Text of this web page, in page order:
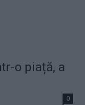
o piață, a
0